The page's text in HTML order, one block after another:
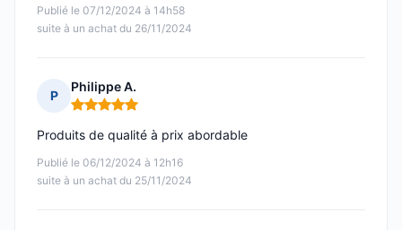
Publié le 07/12/2024 à 14h58
suite à un achat du 26/11/2024
P
Philippe A.
Note : 5 sur 5
Publié le 06/12/2024 à 12h16
suite à un achat du 25/11/2024
Produits de qualité à prix abordable